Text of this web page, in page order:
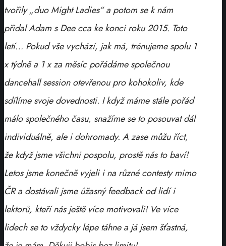
tvořily „duo Might Ladies“ a potom se k nám
přidal Adam s Dee cca ke konci roku 2015. Toto
letí… Pokud vše vychází, jak má, trénujeme spolu 1
x týdně a 1 x za měsíc pořádáme společnou
dancehall session otevřenou pro kohokoliv, kde
sdílíme svoje dovednosti. I když máme stále pořád
málo společného času, snažíme se to posouvat dál
individuálně, ale i dohromady. A zase můžu říct,
že když jsme všichni pospolu, prostě nás to baví!
Letos jsme konečně vyjeli i na různé contesty mimo
ČR a dostávali jsme úžasný feedback od lidí i
lektorů, kteří nás ještě více motivovali! Ve více
lidech se to vždycky lépe táhne a já jsem šťastná,